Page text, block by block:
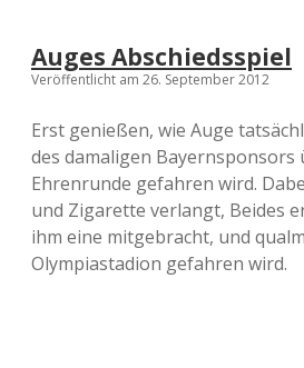
Auges Abschiedsspiel
Veröffentlicht am 26. September 2012
Erst genießen, wie Auge
des damaligen Bayernsponsors
Ehrenrunde gefahren wird.
und Zigarette verlangt, Beides
ihm eine mitgebracht, und
Olympiastadion gefahren wird.